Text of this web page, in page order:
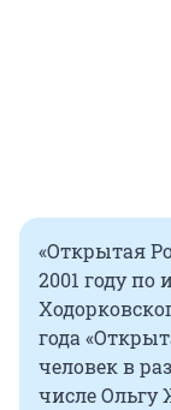
«Открытая
2001 году
года
человек в
числе Ольгу